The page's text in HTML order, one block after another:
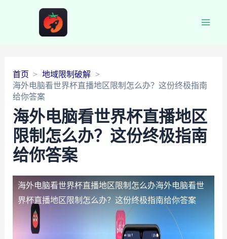
首页
地域限制破解
海外电脑看世界杯直播地区限制怎么办？这份终极指南
给你答案
海外电脑看世界杯直播地区
限制怎么办？这份终极指南
给你答案
海外电脑看世界杯直播地区限制怎么办海外电脑看世
界杯直播地区限制怎么办？这份终极指南给你答案